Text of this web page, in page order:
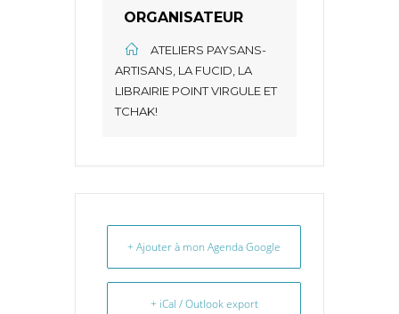
ORGANISATEUR
ATELIERS PAYSANS-
ARTISANS, LA FUCID, LA
LIBRAIRIE POINT VIRGULE ET
TCHAK!
+ Ajouter à mon Agenda Google
+ iCal / Outlook export